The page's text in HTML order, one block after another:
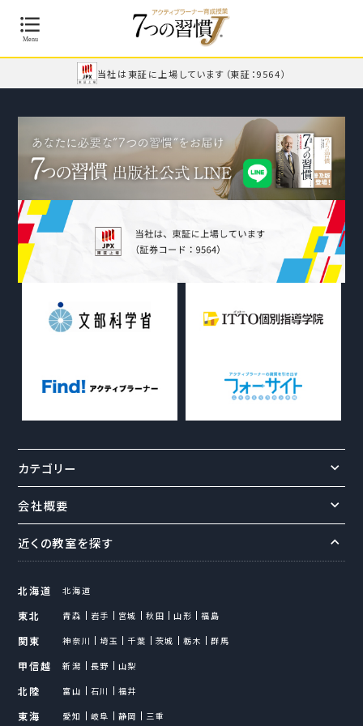
当社は東証に上場しています （東証：9564）
カテゴリー
会社概要
近くの教室を探す
北海道 北海道
東北 青森 岩手 宮城 秋田 山形 福島
関東 神奈川 埼玉 千葉 茨城 栃木 群馬
甲信越 新潟 長野 山梨
北陸 富山 石川 福井
東海 愛知 岐阜 静岡 三重